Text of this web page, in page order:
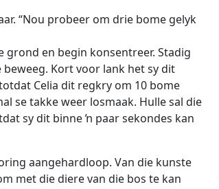
“Nou probeer om drie bome gelyk
grond en begin konsentreer. Stadig
Kort voor lank het sy dit
Celia dit regkry om 10 bome
se takke weer losmaak. Hulle sal die
sy dit binne ŉ paar sekondes kan
aangehardloop. Van die kunste
met die diere van die bos te kan